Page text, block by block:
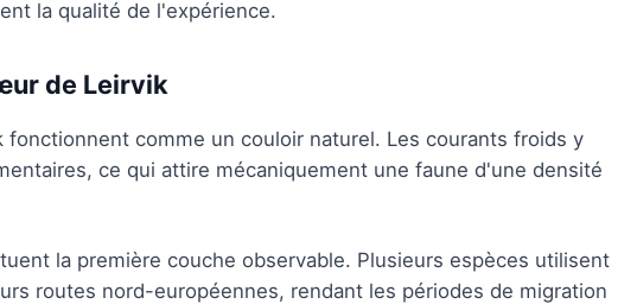
la qualité de l'expérience.
de Leirvik
fonctionnent comme un couloir naturel. Les courants froids y
ce qui attire mécaniquement une faune d'une densité
la première couche observable. Plusieurs espèces utilisent
routes nord-européennes, rendant les périodes de migration